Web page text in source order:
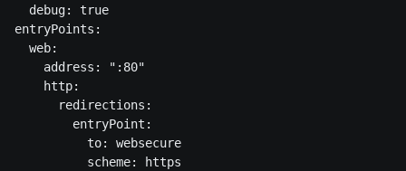
  debug: true
entryPoints:
  web:
    address: ":80"
    http:
      redirections:
        entryPoint:
          to: websecure
          scheme: https